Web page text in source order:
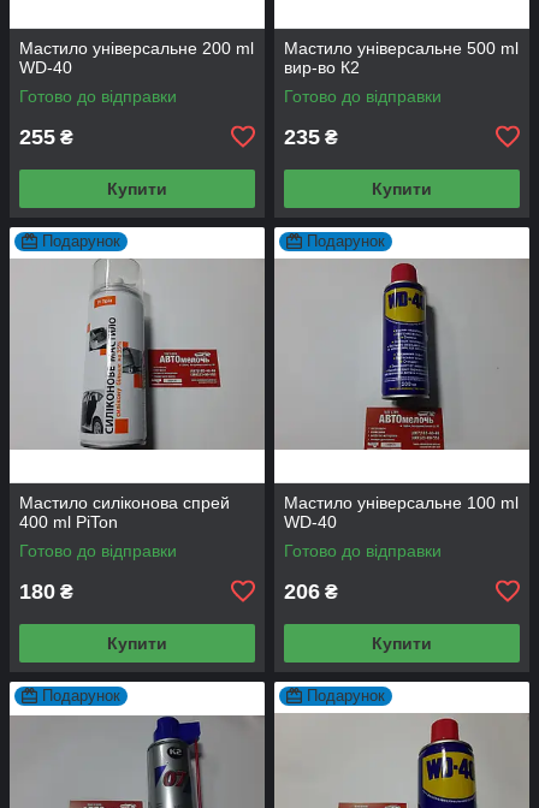
Мастило універсальне 200 ml
WD-40
Готово до відправки
255 ₴
Купити
Мастило універсальне 500 ml
вир-во К2
Готово до відправки
235 ₴
Купити
Подарунок
Мастило силіконова спрей
400 ml PiTon
Готово до відправки
180 ₴
Купити
Подарунок
Мастило універсальне 100 ml
WD-40
Готово до відправки
206 ₴
Купити
Подарунок Подарунок